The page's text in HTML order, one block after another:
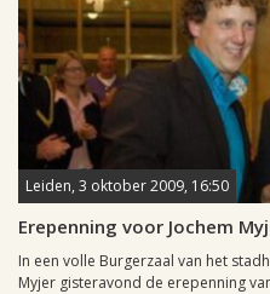
Leiden, 3 oktober 2009, 16:50
Erepenning voor Jochem
In een volle Burgerzaal van het
Myjer gisteravond de erepenning